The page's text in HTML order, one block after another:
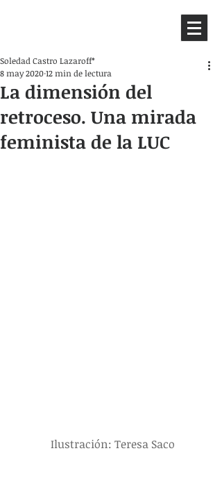
La dimensión del
retroceso. Una mirada
feminista de la LUC
Soledad Castro Lazaroff*
8 may 202012 min de lectura
Ilustración: Teresa Saco